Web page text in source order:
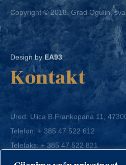
Design byEA93
Kontakt
Ured: Ulica B.Frankopana 11,
Telefon:+ 385 47 522 612
Telefaks:+ 385 47 522 821
E-mail:grad-ogulin@ogulin.hr